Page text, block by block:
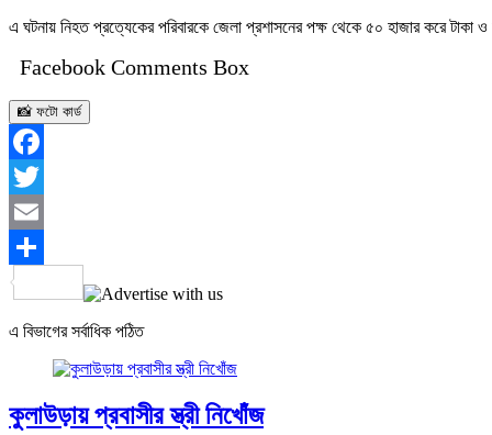
এ ঘটনায় নিহত প্রত্যেকের পরিবারকে জেলা প্রশাসনের পক্ষ থেকে ৫০ হাজার করে
Facebook Comments Box
📸 ফটো কার্ড
Facebook
Twitter
Email
Share
এ বিভাগের সর্বাধিক পঠিত
কুলাউড়ায় প্রবাসীর স্ত্রী নিখোঁজ